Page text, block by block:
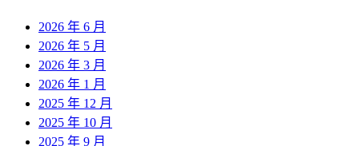
2026 年 6 月
2026 年 5 月
2026 年 3 月
2026 年 1 月
2025 年 12 月
2025 年 10 月
2025 年 9 月